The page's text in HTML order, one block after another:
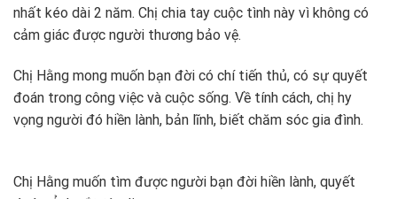
nhất kéo dài 2 năm. Chị chia tay cuộc tình này vì không có
cảm giác được người thương bảo vệ.
Chị Hằng mong muốn bạn đời có chí tiến thủ, có sự quyết
đoán trong công việc và cuộc sống. Về tính cách, chị hy
vọng người đó hiền lành, bản lĩnh, biết chăm sóc gia đình.
Chị Hằng muốn tìm được người bạn đời hiền lành, quyết